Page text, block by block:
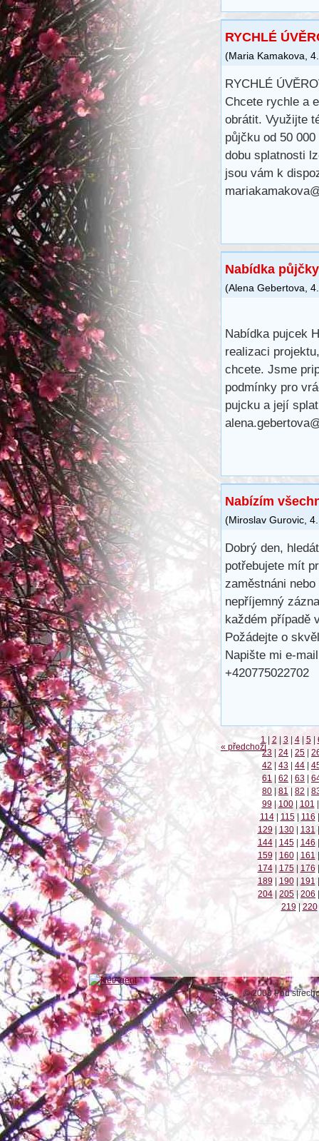
RYCHLÉ
(Maria Kamakova
RYCHLÉ
Chcete rychle a
obrátit. Využijte
půjčku od 50
dobu splatnosti
jsou vám k
Nabídka
(Alena Gebertova
Nabídka pujcek
realizaci
chcete. Jsme
podmínky pro
pujcku a její
Nabízím
(Miroslav Gurovic
Dobrý den,
potřebujete mít
zaměstnáni
nepříjemný
každém případě
Požádejte o
Napište mi e-
+420775022702
« předchozí
1 | 2 | 3 | 4 | 5 |
23 | 24 | 25 |
42 | 43 | 44 |
61 | 62 | 63 |
80 | 81 | 82 |
99 | 100 | 101 |
114 | 115 | 116 |
129 | 130 | 131 |
144 | 145 | 146 |
159 | 160 | 161 |
174 | 175 | 176 |
189 | 190 | 191 |
204 | 205 | 206 |
219 | 220
© 2008 Pod